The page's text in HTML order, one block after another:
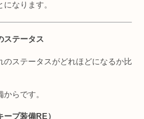
なります。
ステータス
のステータスがどれほどになるか比
らです。
ープ装備RE）